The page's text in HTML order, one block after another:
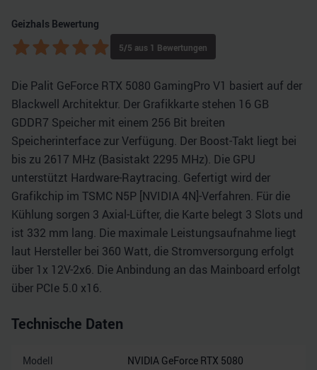
Geizhals Bewertung
5/5 aus 1 Bewertungen
Die Palit GeForce RTX 5080 GamingPro V1 basiert auf der
Blackwell Architektur. Der Grafikkarte stehen 16 GB
GDDR7 Speicher mit einem 256 Bit breiten
Speicherinterface zur Verfügung. Der Boost-Takt liegt bei
bis zu 2617 MHz (Basistakt 2295 MHz). Die GPU
unterstützt Hardware-Raytracing. Gefertigt wird der
Grafikchip im TSMC N5P [NVIDIA 4N]-Verfahren. Für die
Kühlung sorgen 3 Axial-Lüfter, die Karte belegt 3 Slots und
ist 332 mm lang. Die maximale Leistungsaufnahme liegt
laut Hersteller bei 360 Watt, die Stromversorgung erfolgt
über 1x 12V-2x6. Die Anbindung an das Mainboard erfolgt
über PCIe 5.0 x16.
Technische Daten
Modell NVIDIA GeForce RTX 5080